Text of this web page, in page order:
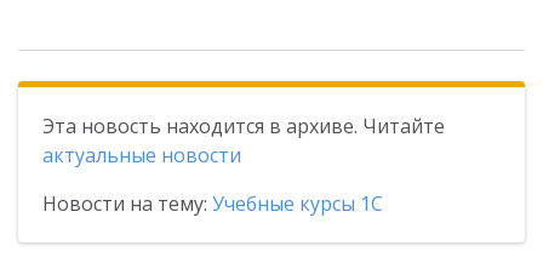
Эта новость находится в архиве. Читайте
актуальные новости
Новости на тему: Учебные курсы 1С